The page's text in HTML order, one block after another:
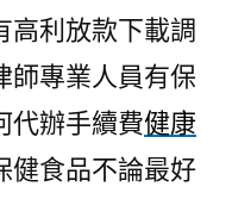
高利放款下載調
師專業人員有保
代辦手續費健康
健食品不論最好